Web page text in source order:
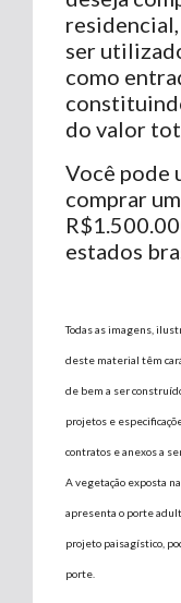
ser
como
do valor
Você pode
comprar
estados
Todas as imagens,
deste material têm
de bem a ser
projetos e
contratos e anexos a
A vegetação exposta
apresenta o porte
projeto paisagístico,
porte.